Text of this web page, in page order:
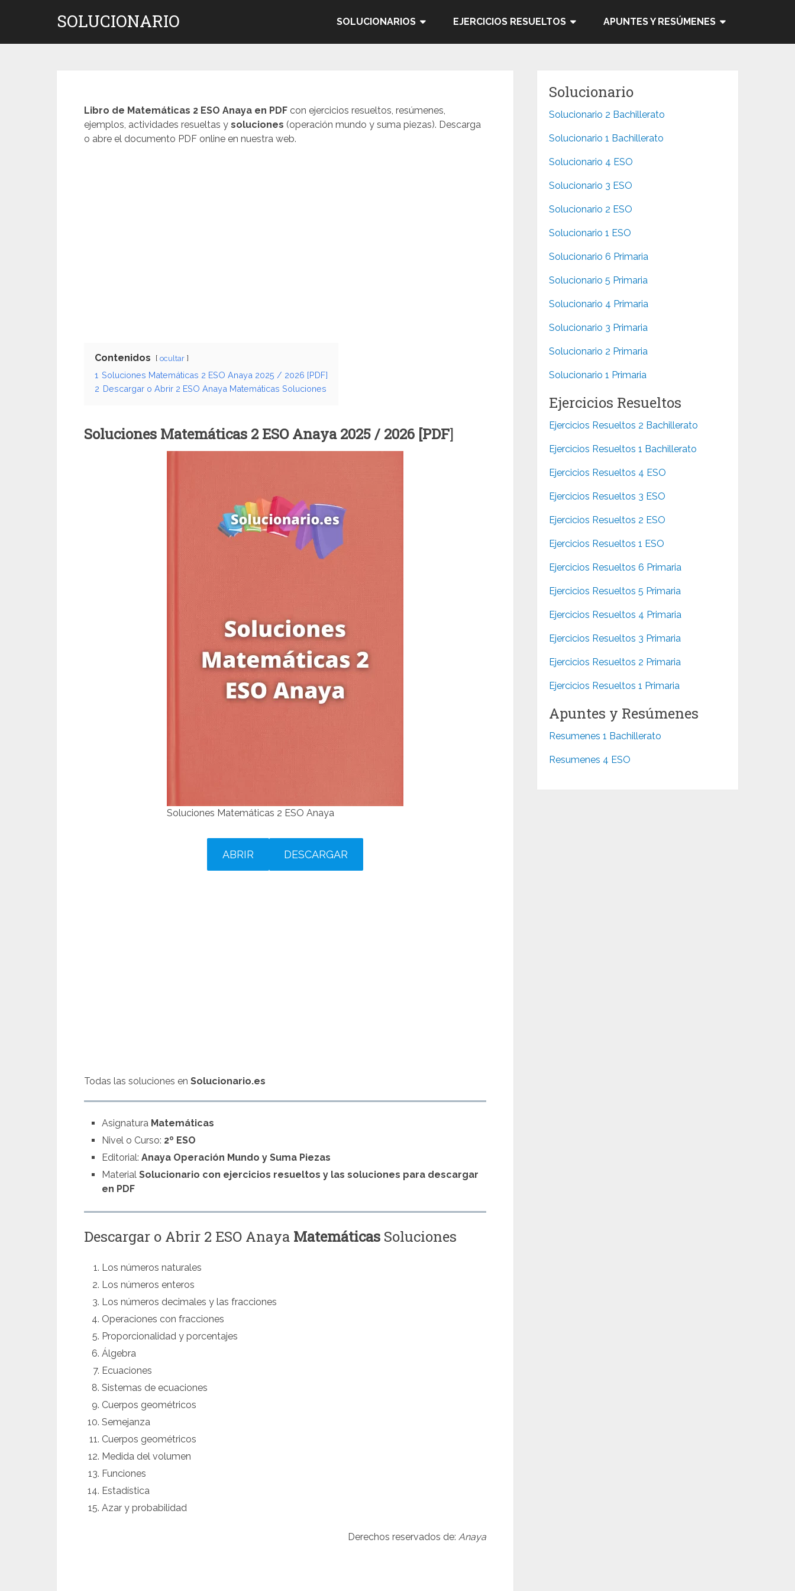
SOLUCIONARIO SOLUCIONARIOS EJERCICIOS RESUELTOS APUNTES Y RESÚMENES
Libro de Matemáticas 2 ESO Anaya en PDF con ejercicios resueltos, resúmenes,
ejemplos, actividades resueltas y soluciones (operación mundo y suma piezas). Descarga
o abre el documento PDF online en nuestra web.
Contenidos ocultar
1 Soluciones Matemáticas 2 ESO Anaya 2025 / 2026 [PDF]
2 Descargar o Abrir 2 ESO Anaya Matemáticas Soluciones
Soluciones Matemáticas 2 ESO Anaya 2025 / 2026 [PDF]
Soluciones Matemáticas 2 ESO Anaya
ABRIR DESCARGAR
Todas las soluciones en Solucionario.es
Asignatura Matemáticas
Nivel o Curso: 2º ESO
Editorial:Anaya Operación Mundo y Suma Piezas
MaterialSolucionario con ejercicios resueltos y las soluciones para descargar
en PDF
Descargar o Abrir 2 ESO Anaya Matemáticas Soluciones
Los números naturales
Los números enteros
Los números decimales y las fracciones
Operaciones con fracciones
Proporcionalidad y porcentajes
Álgebra
Ecuaciones
Sistemas de ecuaciones
Cuerpos geométricos
Semejanza
Cuerpos geométricos
Medida del volumen
Funciones
Estadística
Azar y probabilidad
Derechos reservados de: Anaya
Solucionario
Solucionario 2 Bachillerato
Solucionario 1 Bachillerato
Solucionario 4 ESO
Solucionario 3 ESO
Solucionario 2 ESO
Solucionario 1 ESO
Solucionario 6 Primaria
Solucionario 5 Primaria
Solucionario 4 Primaria
Solucionario 3 Primaria
Solucionario 2 Primaria
Solucionario 1 Primaria
Ejercicios Resueltos
Ejercicios Resueltos 2 Bachillerato
Ejercicios Resueltos 1 Bachillerato
Ejercicios Resueltos 4 ESO
Ejercicios Resueltos 3 ESO
Ejercicios Resueltos 2 ESO
Ejercicios Resueltos 1 ESO
Ejercicios Resueltos 6 Primaria
Ejercicios Resueltos 5 Primaria
Ejercicios Resueltos 4 Primaria
Ejercicios Resueltos 3 Primaria
Ejercicios Resueltos 2 Primaria
Ejercicios Resueltos 1 Primaria
Apuntes y Resúmenes
Resumenes 1 Bachillerato
Resumenes 4 ESO